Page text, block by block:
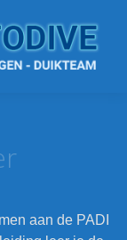
aan de PADI